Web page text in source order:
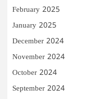
February 2025
January 2025
December 2024
November 2024
October 2024
September 2024